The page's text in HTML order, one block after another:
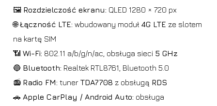
🖼️ Rozdzielczość ekranu: QLED 1280 × 720 px
🌐Łączność LTE: wbudowany moduł 4G LTE ze slotem
na kartę SIM
📶 Wi-Fi: 802.11 a/b/g/n/ac, obsługa sieci 5 GHz
🔵 Bluetooth: Realtek RTL8761, Bluetooth 5.0
📻 Radio FM: tuner TDA7708 z obsługą RDS
🚗 Apple CarPlay / Android Auto: obsługa